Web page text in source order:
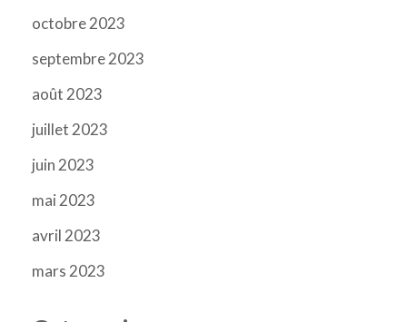
octobre 2023
septembre 2023
août 2023
juillet 2023
juin 2023
mai 2023
avril 2023
mars 2023